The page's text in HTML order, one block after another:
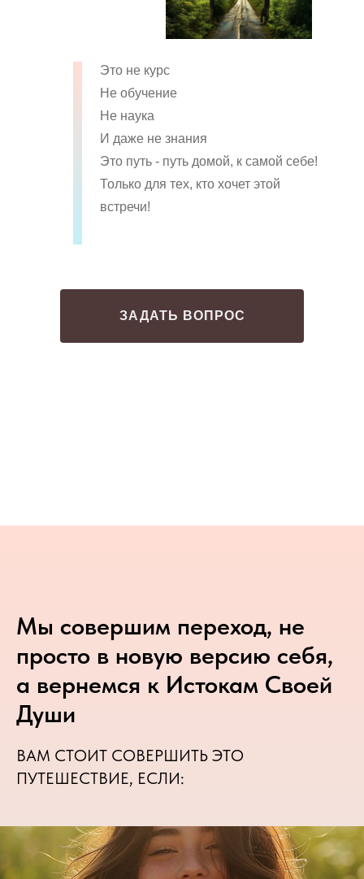
Это не курс
Не обучение
Не наука
И даже не знания
Это путь - путь домой, к самой себе!
Только для тех, кто хочет этой
встречи!
ЗАДАТЬ ВОПРОС
Мы совершим переход, не
просто в новую версию себя,
а вернемся к Истокам Cвоей
Души
ВАМ СТОИТ СОВЕРШИТЬ ЭТО
ПУТЕШЕСТВИЕ, ЕСЛИ: